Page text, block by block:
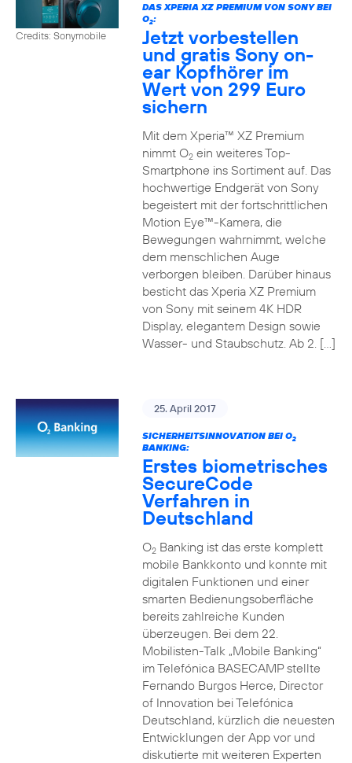
Credits: Sonymobile
DAS XPERIA XZ PREMIUM VON SONY BEI
O2:
Jetzt vorbestellen
und gratis Sony on-
ear Kopfhörer im
Wert von 299 Euro
sichern
Mit dem Xperia™ XZ Premium
nimmt O2ein weiteres Top-
Smartphone ins Sortiment auf. Das
hochwertige Endgerät von Sony
begeistert mit der fortschrittlichen
Motion Eye™-Kamera, die
Bewegungen wahrnimmt, welche
dem menschlichen Auge
verborgen bleiben. Darüber hinaus
besticht das Xperia XZ Premium
von Sony mit seinem 4K HDR
Display, elegantem Design sowie
Wasser- und Staubschutz. Ab 2. […]
25. April 2017
SICHERHEITSINNOVATION BEI O2
BANKING:
Erstes biometrisches
SecureCode
Verfahren in
Deutschland
O2Banking ist das erste komplett
mobile Bankkonto und konnte mit
digitalen Funktionen und einer
smarten Bedienungsoberfläche
bereits zahlreiche Kunden
überzeugen. Bei dem 22.
Mobilisten-Talk „Mobile Banking“
im Telefónica BASECAMP stellte
Fernando Burgos Herce, Director
of Innovation bei Telefónica
Deutschland, kürzlich die neuesten
Entwicklungen der App vor und
diskutierte mit weiteren Experten